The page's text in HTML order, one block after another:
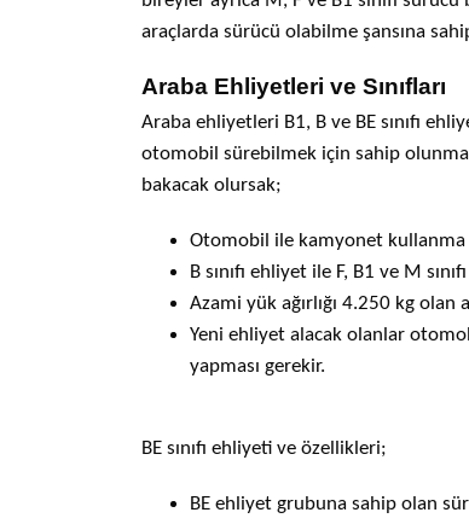
araçlarda sürücü olabilme şansına
Araba Ehliyetleri ve Sınıfları
Araba ehliyetleri B1, B ve BE sınıfı
otomobil sürebilmek için sahip
bakacak olursak;
Otomobil ile kamyonet kullanma
B sınıfı ehliyet ile F, B1 ve M
Azami yük ağırlığı 4.250 kg olan
Yeni ehliyet alacak olanlar
yapması gerekir.
BE sınıfı ehliyeti ve özellikleri;
BE ehliyet grubuna sahip olan